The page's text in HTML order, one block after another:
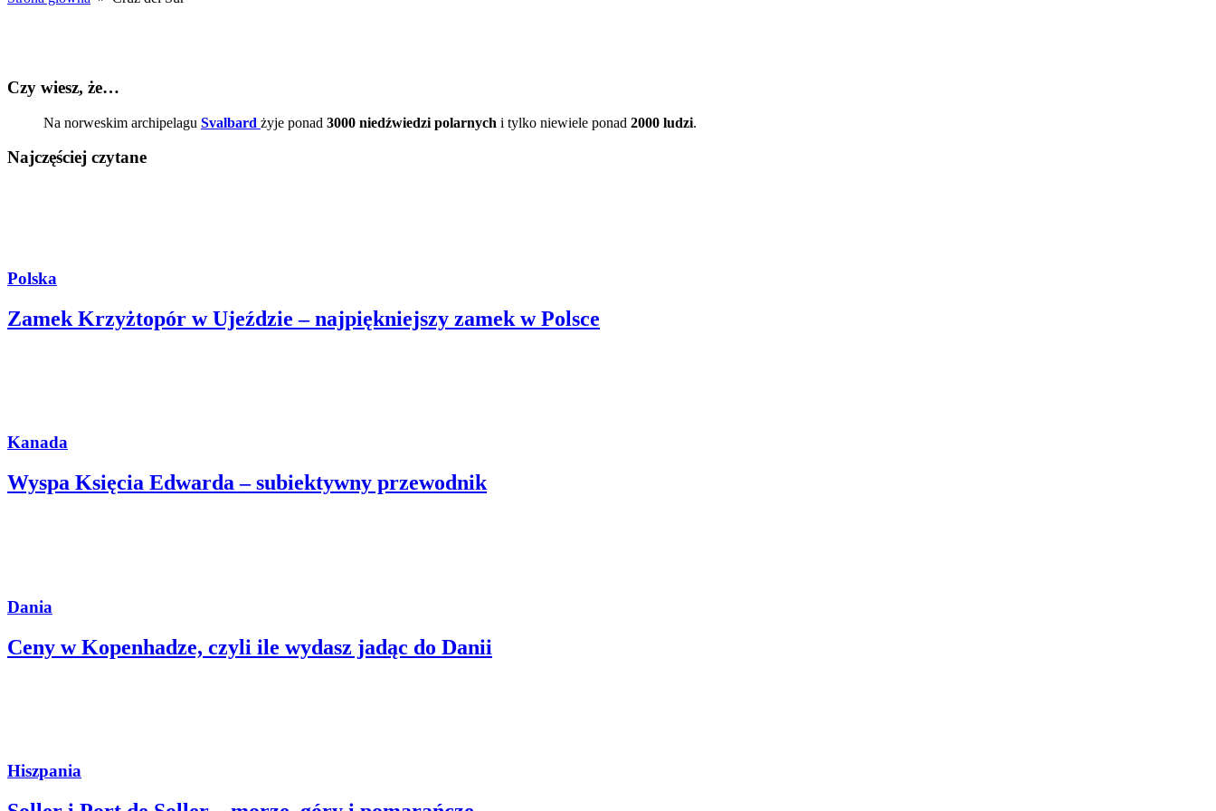
Czy wiesz, że…
Na norweskim archipelagu Svalbard żyje ponad 3000 niedźwiedzi polarnych i tylko niewiele ponad 2000 ludzi.
Najczęściej czytane
Polska
Zamek Krzyżtopór w Ujeździe – najpiękniejszy zamek w Polsce
Kanada
Wyspa Księcia Edwarda – subiektywny przewodnik
Dania
Ceny w Kopenhadze, czyli ile wydasz jadąc do Danii
Hiszpania